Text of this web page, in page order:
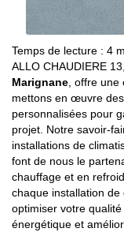
Temps de lecture : 4
ALLO CHAUDIERE
Marignane, offre une
mettons en œuvre
personnalisées pour
projet. Notre savoir-
installations de
font de nous le
chauffage et en
chaque installation
optimiser votre
énergétique et